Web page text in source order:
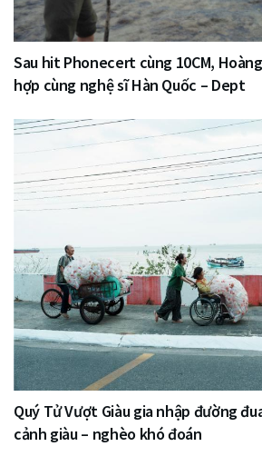
Sau hit Phonecert cùng 10CM,
hợp cùng nghệ sĩ Hàn Quốc – Dept
Quý Tử Vượt Giàu gia nhập đường
cảnh giàu – nghèo khó đoán